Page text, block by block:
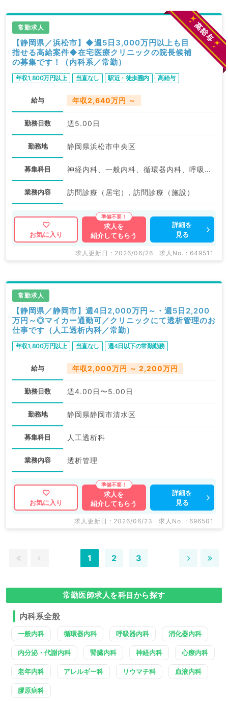
常勤求人
【静岡県／浜松市】◆週5日3,000万円以上も目
指せる高給案件◆在宅医療クリニックの院長候補
の募集です！（内科系／常勤）
年収1,800万円以上 当直なし 駅近・徒歩圏内 高給与
給与 年収2,640万円 ～
勤務日数 週5.00日
勤務地 静岡県浜松市中央区
募集科目 神経内科、一般内科、循環器内科、呼吸器内科、消化器内科、内分泌・代謝内科、腎臓内科、老年内科、血液内科、膠原病科
業務内容 訪問診療（居宅）, 訪問診療（施設）
お気に入り
求人を
紹介してもらう
詳細を
見る
求人更新日 : 2026/06/26 求人No. : 649511
常勤求人
【静岡県／静岡市】週4日2,000万円～・週5日2,200
万円～◎マイカー通勤可／クリニックにて透析管理のお
仕事です（人工透析内科／常勤）
年収1,800万円以上 当直なし 週4日以下の常勤勤務
給与 年収2,000万円 ～ 2,200万円
勤務日数 週4.00日〜5.00日
勤務地 静岡県静岡市清水区
募集科目 人工透析科
業務内容 透析管理
お気に入り
求人を
紹介してもらう
詳細を
見る
求人更新日 : 2026/06/23 求人No. : 696501
1 2 3
常勤医師求人を科目から探す
内科系全般
一般内科 循環器内科 呼吸器内科 消化器内科
内分泌・代謝内科 腎臓内科 神経内科 心療内科
老年内科 アレルギー科 リウマチ科 血液内科
膠原病科